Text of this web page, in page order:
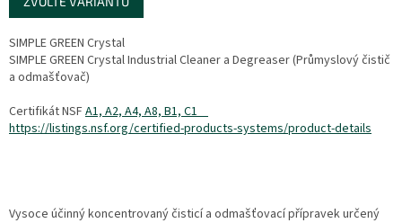
SIMPLE GREEN Crystal
SIMPLE GREEN Crystal Industrial Cleaner a Degreaser (Průmyslový čistič
a odmašťovač)
Certifikát NSF A1, A2, A4, A8, B1, C1
https://listings.nsf.org/certified-products-systems/product-details
Vysoce účinný koncentrovaný čisticí a odmašťovací přípravek určený